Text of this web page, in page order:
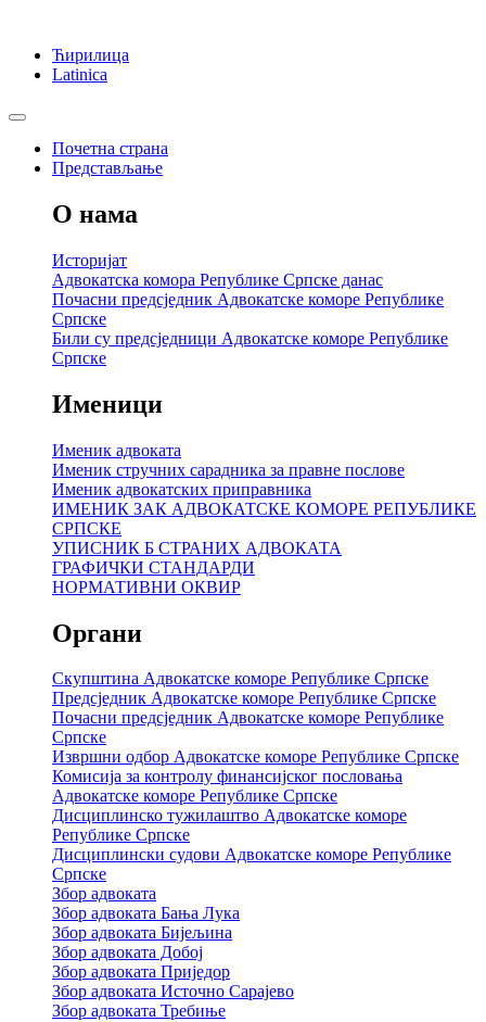
Ћирилица
Latinica
Почетна страна
Представљање
О нама
Историјат
Адвокатска комора Републике Српске данас
Почасни предсједник Адвокатске коморе Републике
Српске
Били су предсједници Адвокатске коморе Републике
Српске
Именици
Именик адвоката
Именик стручних сарадника за правне послове
Именик адвокатских приправника
ИМЕНИК ЗАК АДВОКАТСКЕ КОМОРЕ РЕПУБЛИКЕ
СРПСКЕ
УПИСНИК Б СТРАНИХ АДВОКАТА
ГРАФИЧКИ СТАНДАРДИ
НОРМАТИВНИ ОКВИР
Органи
Скупштина Адвокатске коморе Републике Српске
Предсједник Адвокатске коморе Републике Српске
Почасни предсједник Адвокатске коморе Републике
Српске
Извршни одбор Адвокатске коморе Републике Српске
Комисија за контролу финансијског пословања
Адвокатске коморе Републике Српске
Дисциплинско тужилаштво Адвокатске коморе
Републике Српске
Дисциплински судови Адвокатске коморе Републике
Српске
Збор адвоката
Збор адвоката Бања Лука
Збор адвоката Бијељина
Збор адвоката Добој
Збор адвоката Приједор
Збор адвоката Источно Сарајево
Збор адвоката Требиње